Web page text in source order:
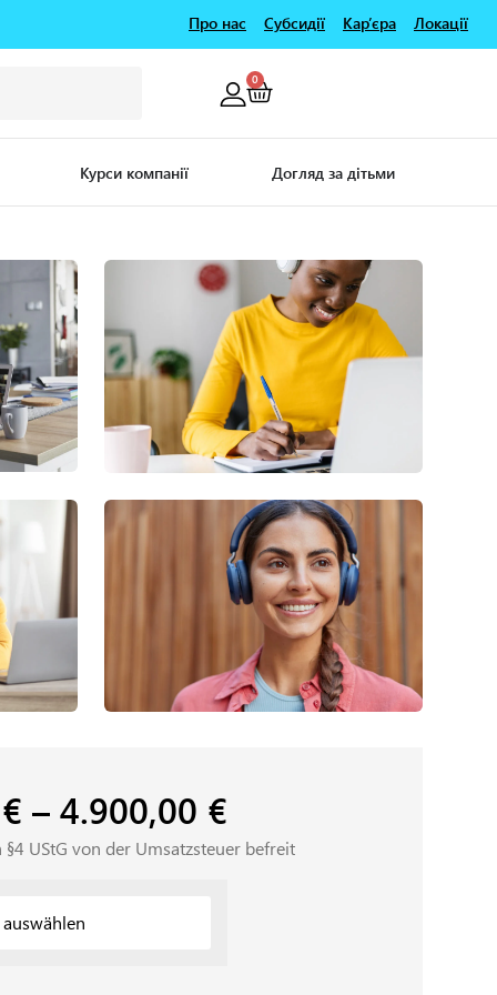
Про нас Субсидії Кар’єра Локації
0
Курси компанії Догляд за дітьми
€ – 4.900,00 €
§4 UStG von der Umsatzsteuer befreit